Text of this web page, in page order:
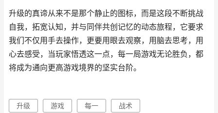
升级的真谛从来不是那个静止的图标，而是这段不断挑战
自我，拓宽认知，并与同伴共创记忆的动态旅程，它要求
我们不仅用手去操作，更要用眼去观察，用脑去思考，用
心去感受，当玩家悟透这一点，每一局游戏无论胜负，都
将成为通向更高游戏境界的坚实台阶。
升级 游戏 每一 战术